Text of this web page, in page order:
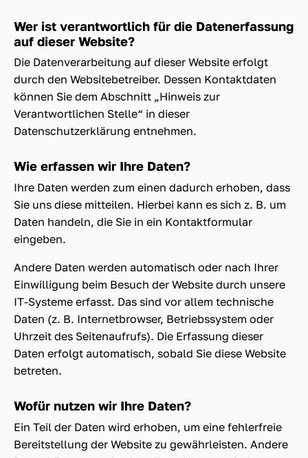
Wer ist verantwortlich für die Datenerfassung
auf dieser Website?
Die Datenverarbeitung auf dieser Website erfolgt
durch den Websitebetreiber. Dessen Kontaktdaten
können Sie dem Abschnitt „Hinweis zur
Verantwortlichen Stelle“ in dieser
Datenschutzerklärung entnehmen.
Wie erfassen wir Ihre Daten?
Ihre Daten werden zum einen dadurch erhoben, dass
Sie uns diese mitteilen. Hierbei kann es sich z. B. um
Daten handeln, die Sie in ein Kontaktformular
eingeben.
Andere Daten werden automatisch oder nach Ihrer
Einwilligung beim Besuch der Website durch unsere
IT-Systeme erfasst. Das sind vor allem technische
Daten (z. B. Internetbrowser, Betriebssystem oder
Uhrzeit des Seitenaufrufs). Die Erfassung dieser
Daten erfolgt automatisch, sobald Sie diese Website
betreten.
Wofür nutzen wir Ihre Daten?
Ein Teil der Daten wird erhoben, um eine fehlerfreie
Bereitstellung der Website zu gewährleisten. Andere